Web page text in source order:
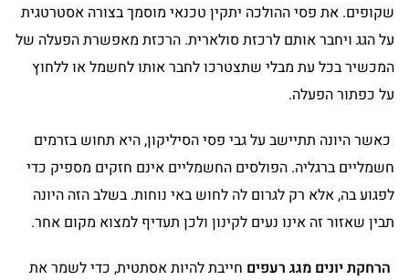
שקופים. את פסי ההולכה יתקין טכנאי מוסמך בצורה אסטרטגית
על הגג ויחבר אותם לרכזת סולארית. הרכזת מאפשרת הפעלה של
המכשיר בכל עת מבלי שתצטרכו לחבר אותו לחשמל או ללחוץ
על כפתור הפעלה.
כאשר היונה תתיישב על גבי פסי הסיליקון, היא תחוש בזרמים
חשמליים ברגליה. הפולסים החשמליים אינם חזקים מספיק כדי
לפגוע בה, אלא רק לגרום לה לחוש באי נוחות. בשלב הזה היונה
תבין שאזור זה אינו נעים לקינון ולכן תעדיף למצוא מקום אחר.
הרחקת יונים מגג רעפים חייבת להיות אסתטית, כדי לשמר את